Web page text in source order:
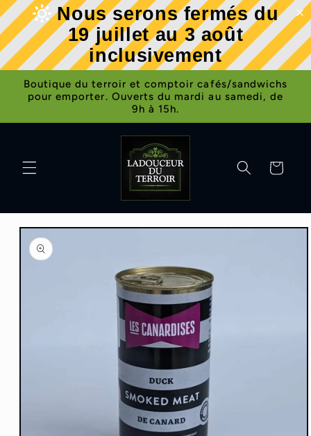
Nous serons fermés du
19 juillet au 3 août
inclusivement
et
passer
au
contenu
Boutique du terroir et comptoir cafés/sandwichs
pour emporter. Ouverts du mardi au samedi, de
9h à 15h.
Panier
Passer aux
informations
produits